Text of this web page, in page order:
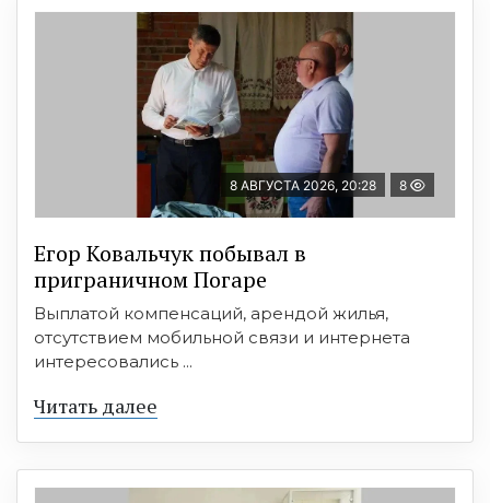
8 АВГУСТА 2026, 20:28 8
Егор Ковальчук побывал в
приграничном Погаре
Выплатой компенсаций, арендой жилья,
отсутствием мобильной связи и интернета
интересовались ...
Читать далее